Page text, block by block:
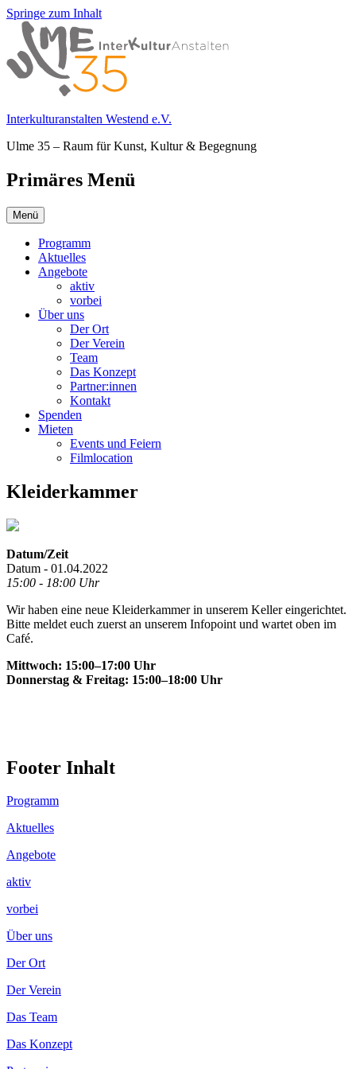
Springe zum Inhalt
Interkulturanstalten Westend e.V.
Ulme 35 – Raum für Kunst, Kultur & Begegnung
Primäres Menü
Menü
Programm
Aktuelles
Angebote
aktiv
vorbei
Über uns
Der Ort
Der Verein
Team
Das Konzept
Partner:innen
Kontakt
Spenden
Mieten
Events und Feiern
Filmlocation
Kleiderkammer
Datum/Zeit
Datum - 01.04.2022
15:00 - 18:00 Uhr
Wir haben eine neue Kleiderkammer in unserem Keller eingerichtet.
Bitte meldet euch zuerst an unserem Infopoint und wartet oben im
Café.
Mittwoch: 15:00–17:00 Uhr
Donnerstag & Freitag: 15:00–18:00 Uhr
Footer Inhalt
Programm
Aktuelles
Angebote
aktiv
vorbei
Über uns
Der Ort
Der Verein
Das Team
Das Konzept